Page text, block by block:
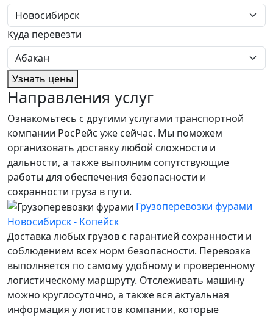
Куда перевезти
Узнать цены
Направления услуг
Ознакомьтесь с другими услугами транспортной
компании РосРейс уже сейчас. Мы поможем
организовать доставку любой сложности и
дальности, а также выполним сопутствующие
работы для обеспечения безопасности и
сохранности груза в пути.
Грузоперевозки фурами
Новосибирск - Копейск
Доставка любых грузов с гарантией сохранности и
соблюдением всех норм безопасности. Перевозка
выполняется по самому удобному и проверенному
логистическому маршруту. Отслеживать машину
можно круглосуточно, а также вся актуальная
информация у логистов компании, которые